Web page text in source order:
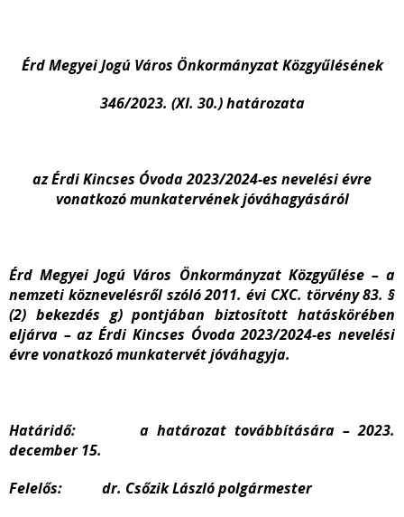
Érd Megyei Jogú Város Önkormányzat Közgyűlésének
346/2023. (XI. 30.) határozata
az Érdi Kincses Óvoda 2023/2024-es nevelési évre
vonatkozó munkatervének jóváhagyásáról
Érd Megyei Jogú Város Önkormányzat Közgyűlése – a
nemzeti köznevelésről szóló 2011. évi CXC. törvény 83. §
(2) bekezdés g) pontjában biztosított hatáskörében
eljárva – az Érdi Kincses Óvoda 2023/2024-es nevelési
évre vonatkozó munkatervét jóváhagyja.
Határidő: a határozat továbbítására – 2023.
december 15.
Felelős: dr. Csőzik László polgármester